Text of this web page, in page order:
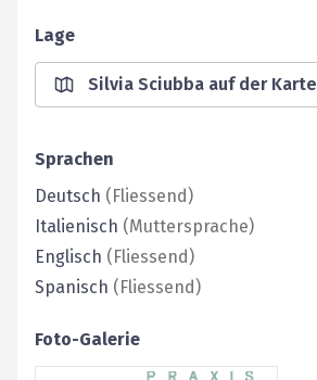
Lage
Silvia Sciubba auf der Karte
Sprachen
Deutsch (Fliessend)
Italienisch (Muttersprache)
Englisch (Fliessend)
Spanisch (Fliessend)
Foto-Galerie